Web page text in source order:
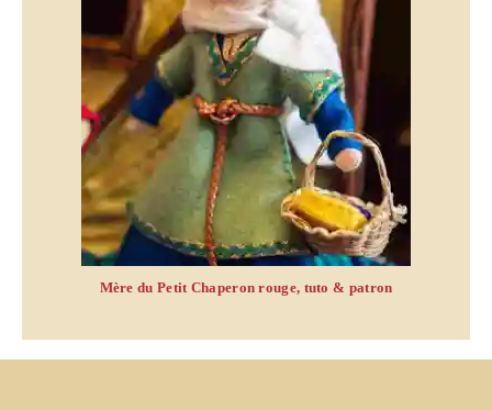
Mère du Petit Chaperon rouge, tuto & patron